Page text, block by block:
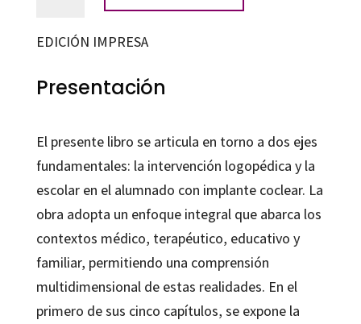
del
implante
coclear
cantidad
EDICIÓN IMPRESA
Presentación
El presente libro se articula en torno a dos ejes
fundamentales: la intervención logopédica y la
escolar en el alumnado con implante coclear. La
obra adopta un enfoque integral que abarca los
contextos médico, terapéutico, educativo y
familiar, permitiendo una comprensión
multidimensional de estas realidades. En el
primero de sus cinco capítulos, se expone la